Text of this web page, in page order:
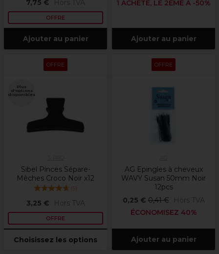
7,75 € Hors TVA
OFFRE
Ajouter au panier
1 ACHETÉ, LE 2ÈME À -50%
Ajouter au panier
OFFRE
Plus
d'options
disponibles
Sibel Pinces Sépare-
Mèches Croco Noir x12
(5)
3,25 € Hors TVA
OFFRE
Choisissez les options
OFFRE
AG Epingles à cheveux
WAVY Susan 50mm Noir
12pcs
0,25 € 0,41 €
Hors TVA
ÉCONOMISEZ 40%
Ajouter au panier